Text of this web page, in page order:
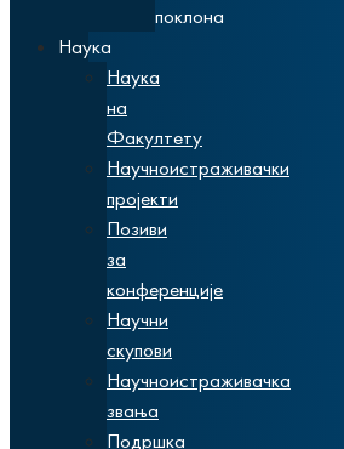
поклона
Наука
Наука
на
Факултету
Научноистраживачки
пројекти
Позиви
за
конференције
Научни
скупови
Научноистраживачка
звања
Подршка